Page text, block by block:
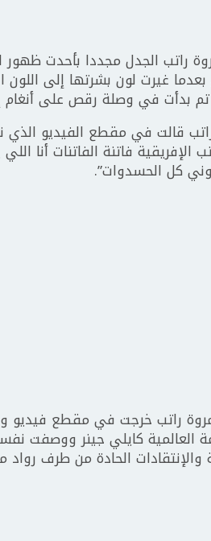
راتب الجدل مجددا بأحدت
غيرت لون بشرتها إلى
تم بدأت في وصلة رقص على أنغام
قالت في مقطع الفيديو الذي
الإفريقية فاتنة الفاتنات أنا
كل الحسدوات”.
راتب خرجت في مقطع
العالمية كايلي جينر ووصفت
والإنتقادات الحادة من طرف رواد